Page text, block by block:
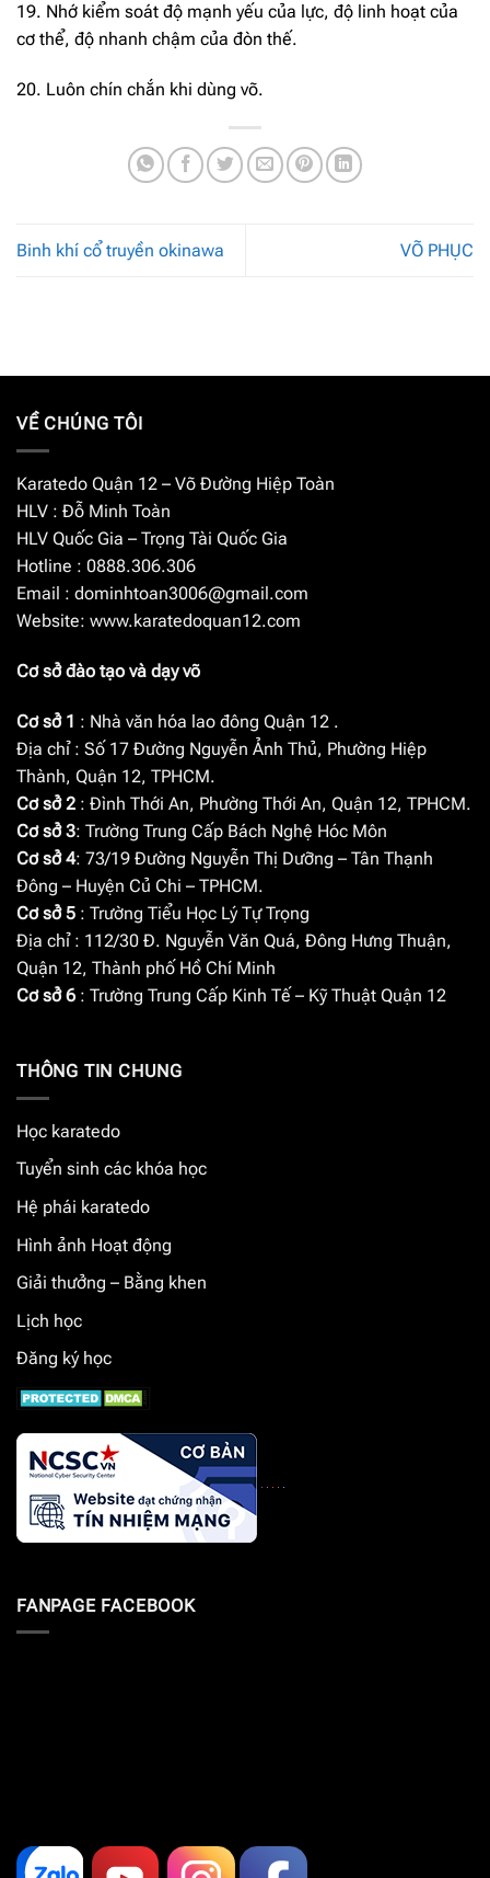
19. Nhớ kiểm soát độ mạnh yếu của lực, độ linh hoạt của
cơ thể, độ nhanh chậm của đòn thế.
20. Luôn chín chắn khi dùng võ.
Binh khí cổ truyền okinawa VÕ PHỤC
VỀ CHÚNG TÔI
Karatedo Quận 12 – Võ Đường Hiệp Toàn
HLV : Đỗ Minh Toàn
HLV Quốc Gia – Trọng Tài Quốc Gia
Hotline : 0888.306.306
Email : dominhtoan3006@gmail.com
Website: www.karatedoquan12.com
Cơ sở đào tạo và dạy võ
Cơ sở 1 : Nhà văn hóa lao đông Quận 12 .
Địa chỉ : Số 17 Đường Nguyễn Ảnh Thủ, Phường Hiệp
Thành, Quận 12, TPHCM.
Cơ sở 2 : Đình Thới An, Phường Thới An, Quận 12, TPHCM.
Cơ sở 3: Trường Trung Cấp Bách Nghệ Hóc Môn
Cơ sở 4: 73/19 Đường Nguyễn Thị Dưỡng – Tân Thạnh
Đông – Huyện Củ Chi – TPHCM.
Cơ sở 5 : Trường Tiểu Học Lý Tự Trọng
Địa chỉ : 112/30 Đ. Nguyễn Văn Quá, Đông Hưng Thuận,
Quận 12, Thành phố Hồ Chí Minh
Cơ sở 6 : Trường Trung Cấp Kinh Tế – Kỹ Thuật Quận 12
THÔNG TIN CHUNG
Học karatedo
Tuyển sinh các khóa học
Hệ phái karatedo
Hình ảnh Hoạt động
Giải thưởng – Bằng khen
Lịch học
Đăng ký học
FANPAGE FACEBOOK